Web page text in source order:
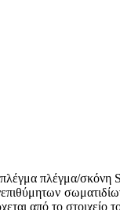
πλέγμα/σκόνη
από το στοιχείο